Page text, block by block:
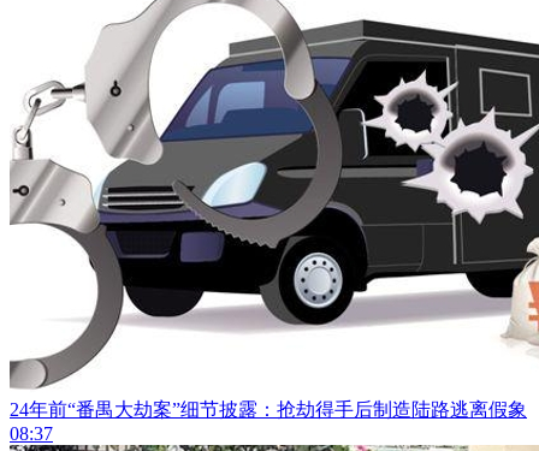
24年前“番禺大劫案”细节披露：抢劫得手后制造陆路逃离假象
08:37